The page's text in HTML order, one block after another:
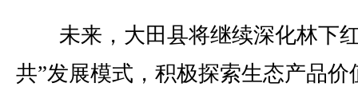
未来，大田县将继续深化林下
共”发展模式，积极探索生态产品价